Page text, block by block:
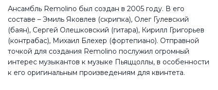
Ансамбль Remolino был создан в 2005 году. В его
составе – Эмиль Яковлев (скрипка), Олег Гулевский
(баян), Сергей Олешковский (гитара), Кирилл Григорьев
(контрабас), Михаил Блехер (фортепиано). Отправной
точкой для создания Remolino послужил огромный
интерес музыкантов к музыке Пьяццоллы, в особенности
к его оригинальным произведениям для квинтета.